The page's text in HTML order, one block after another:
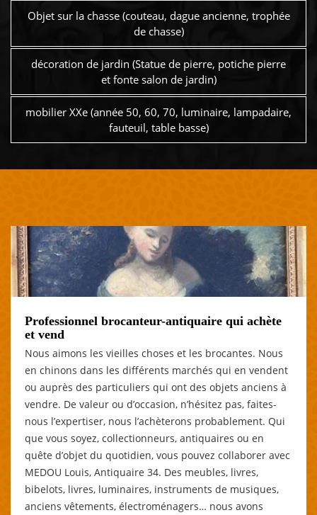
Objet sur la chasse (couteau, dague ancienne, trophée
de chasse)
décoration de jardin (Statue de pierre, potiche pierre
et fonte salon de jardin)
mobilier XXe (année 50, 60, 70, luminaire, lampadaire,
fauteuil, table basse)
Professionnel brocanteur-antiquaire qui achète
et vend
Nous aimons les vieilles choses et les brocantes. Nous
en chinons dans les différents marchés qui en vendent
ou auprès des particuliers qui ont des objets anciens à
vendre. De valeur ou d’occasion, n’hésitez pas, faites-
nous l’expertiser, nous l’achèterons probablement. Qui
que vous soyez, collectionneurs, antiquaires ou en
quête d’objet du quotidien, vous pouvez collaborer avec
MEDOU Louis, Antiquaire 34. Des meubles, livres,
bibelots, livres, luminaires, instruments de musiques,
anciens vêtements, électroménagers… nous avons